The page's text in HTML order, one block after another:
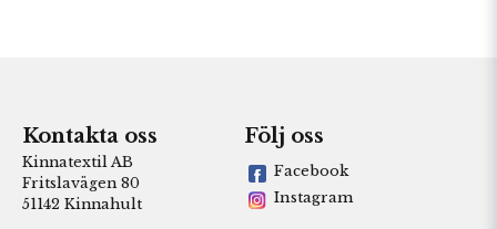
Kontakta oss
Kinnatextil AB
Fritslavägen 80
51142 Kinnahult
Följ oss
Facebook
Instagram